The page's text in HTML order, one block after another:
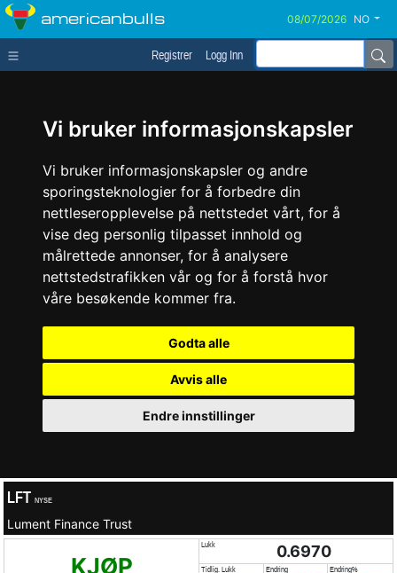
Vi bruker informasjonskapsler
Vi bruker informasjonskapsler og andre
sporingsteknologier for å forbedre din
nettleseropplevelse på nettstedet vårt, for å
vise deg personlig tilpasset innhold og
målrettede annonser, for å analysere
nettstedstrafikken vår og for å forstå hvor
våre besøkende kommer fra.
Godta alle
Avvis alle
Endre innstillinger
americanbulls NO
Registrer Logg Inn
LFT NYSE
Lument Finance Trust
KJØP
Lukk 0.6970
Tidlig. Lukk Endring Endring%